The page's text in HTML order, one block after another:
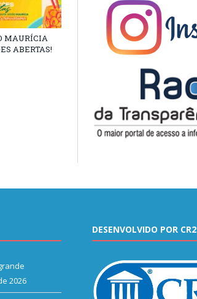
MAURÍCIA
ABERTAS!
2026
DESENVOLVIDO POR CR2